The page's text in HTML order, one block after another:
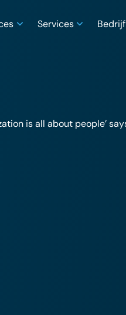
Services Bedrijf